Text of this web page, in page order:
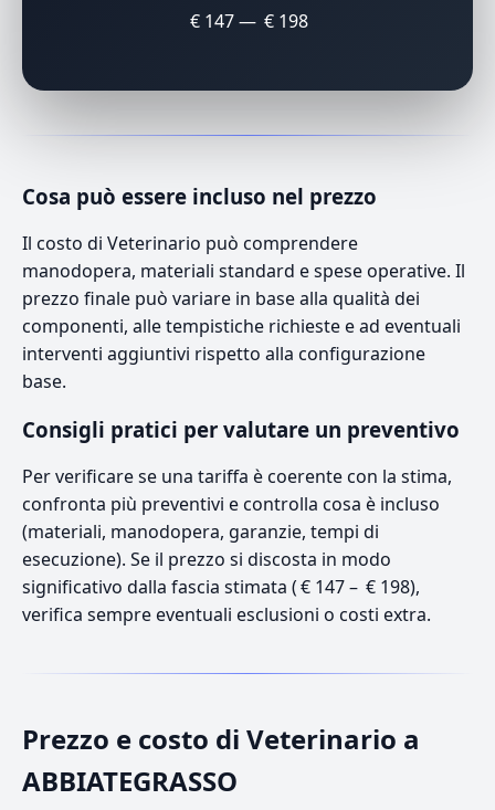
€ 147 — € 198
Cosa può essere incluso nel prezzo
Il costo di Veterinario può comprendere
manodopera, materiali standard e spese operative. Il
prezzo finale può variare in base alla qualità dei
componenti, alle tempistiche richieste e ad eventuali
interventi aggiuntivi rispetto alla configurazione
base.
Consigli pratici per valutare un preventivo
Per verificare se una tariffa è coerente con la stima,
confronta più preventivi e controlla cosa è incluso
(materiali, manodopera, garanzie, tempi di
esecuzione). Se il prezzo si discosta in modo
significativo dalla fascia stimata ( € 147 – € 198),
verifica sempre eventuali esclusioni o costi extra.
Prezzo e costo di Veterinario a
ABBIATEGRASSO